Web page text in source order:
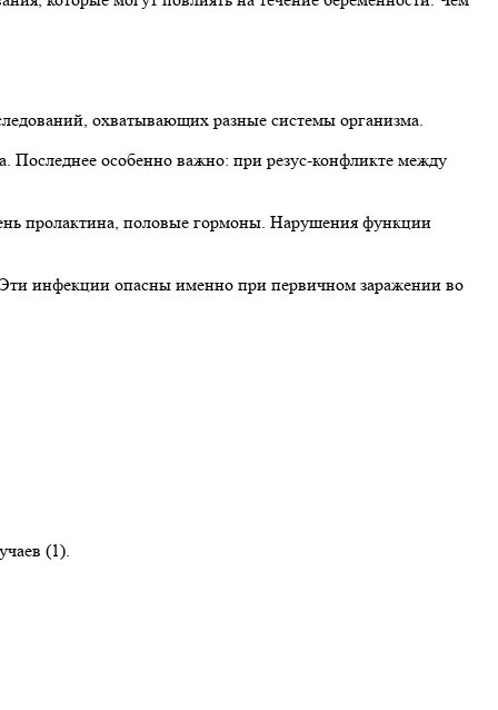
охватывающих разные системы организма.
особенно важно: при резус-конфликте между
пролактина, половые гормоны. Нарушения функции
Эти инфекции опасны именно при первичном заражении во
(1).